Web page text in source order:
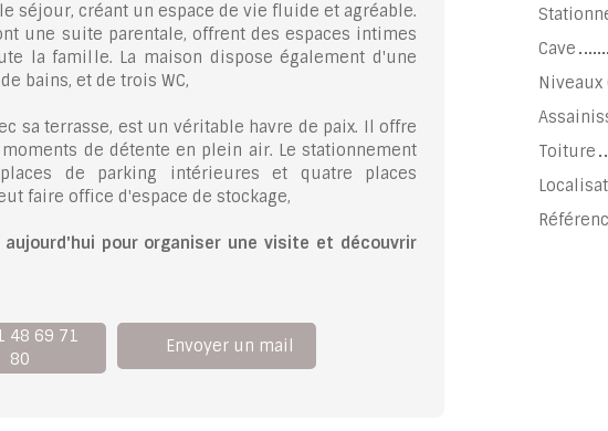
séjour, créant un espace de vie fluide et agréable.
une suite parentale, offrent des espaces intimes
la famille. La maison dispose également d'une
bains, et de trois WC,
sa terrasse, est un véritable havre de paix. Il offre
de détente en plein air. Le stationnement
de parking intérieures et quatre places
faire office d'espace de stockage,
aujourd'hui pour organiser une visite et découvrir
48 69 71
80
Envoyer un mail
Cave
Niveaux
Toiture